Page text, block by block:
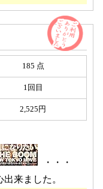
185 点
1回目
2,525円
・・・
来ました。